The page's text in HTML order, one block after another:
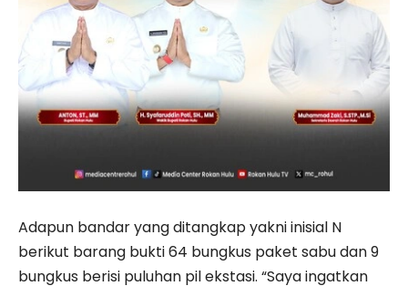
Adapun bandar yang ditangkap yakni inisial N
berikut barang bukti 64 bungkus paket sabu dan 9
bungkus berisi puluhan pil ekstasi. “Saya ingatkan